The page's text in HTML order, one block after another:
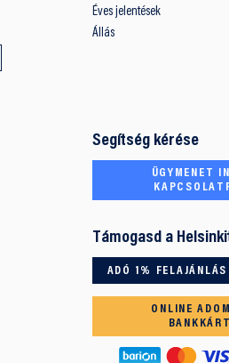
Éves jelentések
Állás
Segítség kérése
ÜGYMENET
Támogasd a
ADÓ 1% FELAJÁNLÁS
ONLINE